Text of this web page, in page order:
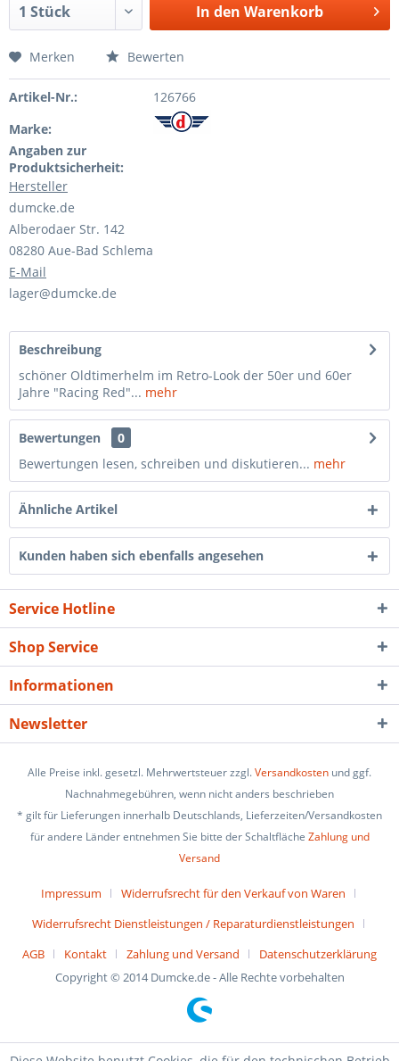
In den Warenkorb
Merken Bewerten
Artikel-Nr.:
126766
Marke:
Angaben zur
Produktsicherheit:
Hersteller
dumcke.de
Alberodaer Str. 142
08280 Aue-Bad Schlema
E-Mail
lager@dumcke.de
Beschreibung
schöner Oldtimerhelm im Retro-Look der 50er und 60er
Jahre "Racing Red"... mehr
Bewertungen
0
Bewertungen lesen, schreiben und diskutieren... mehr
Ähnliche Artikel
Kunden haben sich ebenfalls angesehen
Service Hotline
Shop Service
Informationen
Newsletter
Alle Preise inkl. gesetzl. Mehrwertsteuer zzgl.Versandkosten und ggf.
Nachnahmegebühren, wenn nicht anders beschrieben
* gilt für Lieferungen innerhalb Deutschlands, Lieferzeiten/Versandkosten
für andere Länder entnehmen Sie bitte der Schaltfläche Zahlung und
Versand
Impressum
Widerrufsrecht für den Verkauf von Waren
Widerrufsrecht Dienstleistungen / Reparaturdienstleistungen
AGB
Kontakt Zahlung und Versand
Datenschutzerklärung
Copyright © 2014 Dumcke.de - Alle Rechte vorbehalten